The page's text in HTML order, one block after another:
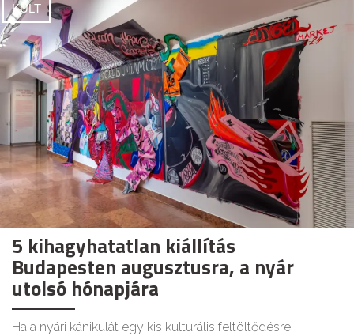
KULT
5 kihagyhatatlan kiállítás
Budapesten augusztusra, a nyár
utolsó hónapjára
Ha a nyári kánikulát egy kis kulturális feltöltődésre